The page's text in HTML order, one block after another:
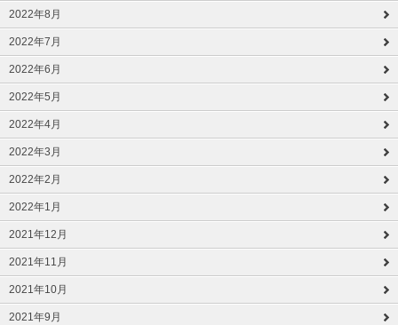
2022年8月
2022年7月
2022年6月
2022年5月
2022年4月
2022年3月
2022年2月
2022年1月
2021年12月
2021年11月
2021年10月
2021年9月